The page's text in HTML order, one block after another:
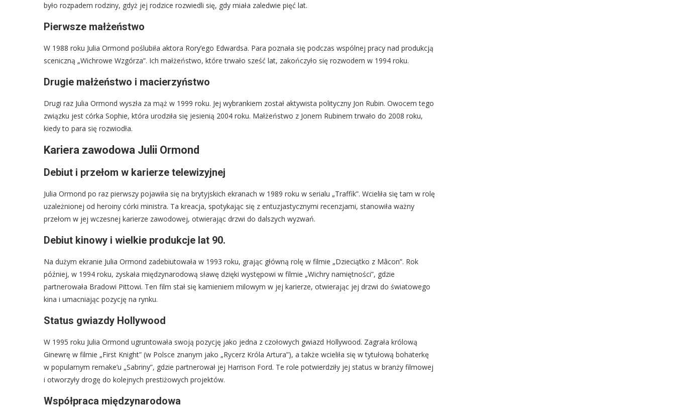
było rozpadem rodziny, gdyż jej rodzice rozwiedli się, gdy miała zaledwie pięć lat.
Pierwsze małżeństwo
W 1988 roku Julia Ormond poślubiła aktora Rory’ego Edwardsa. Para poznała się podczas wspólnej pracy nad produkcją
sceniczną „Wichrowe Wzgórza”. Ich małżeństwo, które trwało sześć lat, zakończyło się rozwodem w 1994 roku.
Drugie małżeństwo i macierzyństwo
Drugi raz Julia Ormond wyszła za mąż w 1999 roku. Jej wybrankiem został aktywista polityczny Jon Rubin. Owocem tego
związku jest córka Sophie, która urodziła się jesienią 2004 roku. Małżeństwo z Jonem Rubinem trwało do 2008 roku,
kiedy to para się rozwiodła.
Kariera zawodowa Julii Ormond
Debiut i przełom w karierze telewizyjnej
Julia Ormond po raz pierwszy pojawiła się na brytyjskich ekranach w 1989 roku w serialu „Traffik”. Wcieliła się tam w rolę
uzależnionej od heroiny córki ministra. Ta kreacja, spotykając się z entuzjastycznymi recenzjami, stanowiła ważny
przełom w jej wczesnej karierze zawodowej, otwierając drzwi do dalszych wyzwań.
Debiut kinowy i wielkie produkcje lat 90.
Na dużym ekranie Julia Ormond zadebiutowała w 1993 roku, grając główną rolę w filmie „Dzieciątko z Mâcon”. Rok
później, w 1994 roku, zyskała międzynarodową sławę dzięki występowi w filmie „Wichry namiętności”, gdzie
partnerowała Bradowi Pittowi. Ten film stał się kamieniem milowym w jej karierze, otwierając jej drzwi do światowego
kina i umacniając pozycję na rynku.
Status gwiazdy Hollywood
W 1995 roku Julia Ormond ugruntowała swoją pozycję jako jedna z czołowych gwiazd Hollywood. Zagrała królową
Ginewrę w filmie „First Knight” (w Polsce znanym jako „Rycerz Króla Artura”), a także wcieliła się w tytułową bohaterkę
w popularnym remake’u „Sabriny”, gdzie partnerował jej Harrison Ford. Te role potwierdziły jej status w branży filmowej
i otworzyły drogę do kolejnych prestiżowych projektów.
Współpraca międzynarodowa